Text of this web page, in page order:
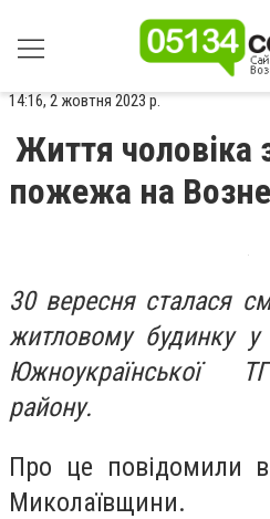
14:16, 2 жовтня 2023 р.
Життя чоловіка
пожежа на
30 вересня сталася
житловому будинку у
Южноукраїнської
району.
Про це повідомили
Миколаївщини.